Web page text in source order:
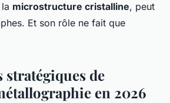
microstructure cristalline, peut
Et son rôle ne fait que
stratégiques de
en 2026